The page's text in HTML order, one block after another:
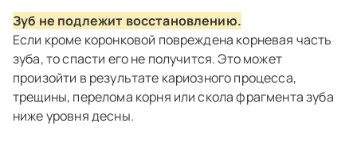
Зуб не подлежит восстановлению.
Если кроме коронковой повреждена корневая часть
зуба, то спасти его не получится. Это может
произойти в результате кариозного процесса,
трещины, перелома корня или скола фрагмента зуба
ниже уровня десны.